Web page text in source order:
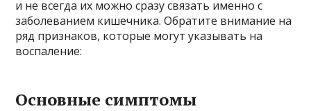
и не всегда их можно сразу связать именно с
заболеванием кишечника. Обратите внимание на
ряд признаков, которые могут указывать на
воспаление:
Основные симптомы